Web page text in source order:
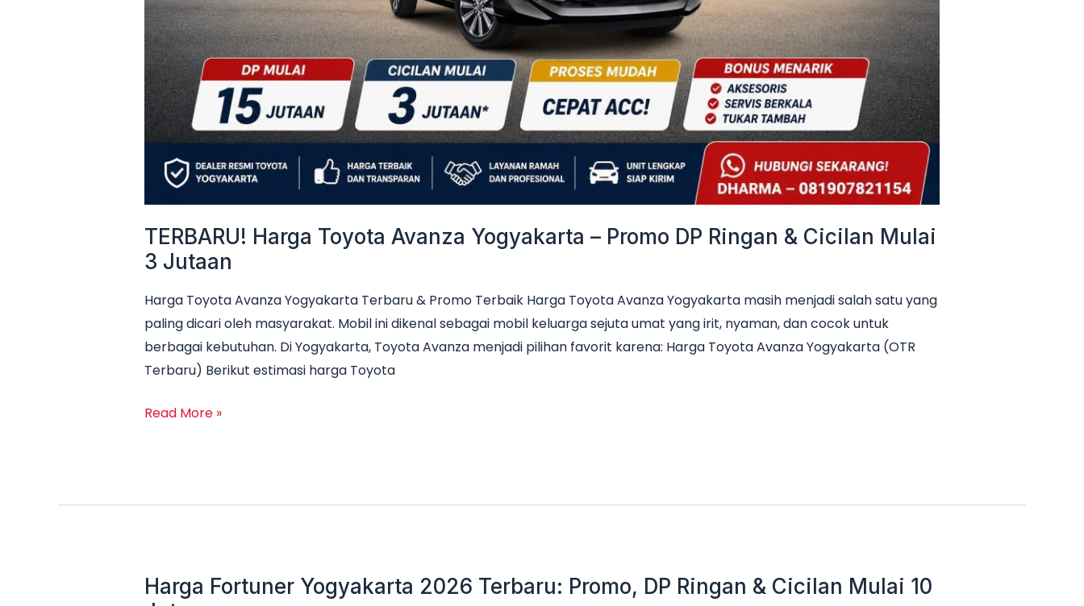
TERBARU! Harga Toyota Avanza Yogyakarta – Promo DP Ringan & Cicilan Mulai
3 Jutaan
Harga Toyota Avanza Yogyakarta Terbaru & Promo Terbaik Harga Toyota Avanza Yogyakarta masih menjadi salah satu yang
paling dicari oleh masyarakat. Mobil ini dikenal sebagai mobil keluarga sejuta umat yang irit, nyaman, dan cocok untuk
berbagai kebutuhan. Di Yogyakarta, Toyota Avanza menjadi pilihan favorit karena: Harga Toyota Avanza Yogyakarta (OTR
Terbaru) Berikut estimasi harga Toyota
Read More »
Harga Fortuner Yogyakarta 2026 Terbaru: Promo, DP Ringan & Cicilan Mulai 10
Harga